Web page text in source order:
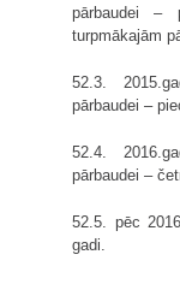
pārbaudei –
turpmākajām
52.3.
pārbaudei –
52.4.
pārbaudei –
52.5. pēc
gadi.